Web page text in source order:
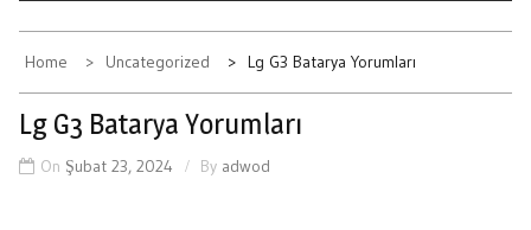
Home Uncategorized Lg G3 Batarya Yorumları
Lg G3 Batarya Yorumları
On Şubat 23, 2024 By adwod